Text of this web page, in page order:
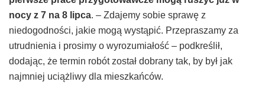
nocy z 7 na 8 lipca. – Zdajemy sobie sprawę z
niedogodności, jakie mogą wystąpić. Przepraszamy za
utrudnienia i prosimy o wyrozumiałość – podkreślił,
dodając, że termin robót został dobrany tak, by był jak
najmniej uciążliwy dla mieszkańców.